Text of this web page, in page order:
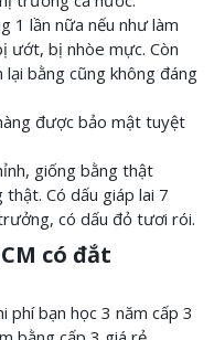
1 lần nữa nếu như làm
ướt, bị nhòe mực. Còn
lại bằng cũng không đáng
được bảo mật tuyệt
giống bằng thật
Có dấu giáp lai 7
có dấu đỏ tươi rói.
có đắt
phí bạn học 3 năm cấp 3